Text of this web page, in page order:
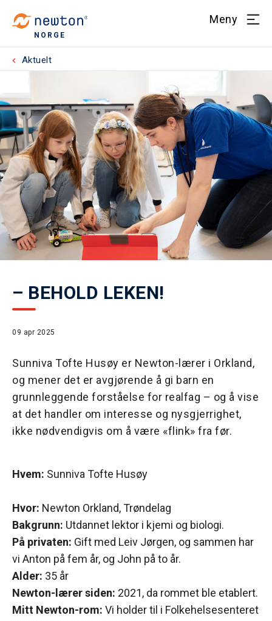
NORGE
Meny
Aktuelt
– BEHOLD LEKEN!
09 apr 2025
Sunniva Tofte Husøy er Newton-lærer i Orkland,
og mener det er avgjørende å gi barn en
grunnleggende forståelse for realfag – og å vise
at det handler om interesse og nysgjerrighet,
ikke nødvendigvis om å være «flink» fra før.
Hvem: Sunniva Tofte Husøy
Hvor: Newton Orkland, Trøndelag
Bakgrunn: Utdannet lektor i kjemi og biologi.
På privaten: Gift med Leiv Jørgen, og sammen har
vi Anton på fem år, og John på to år.
Alder: 35 år
Newton-lærer siden: 2021, da rommet ble etablert.
Mitt Newton-rom: Vi holder til i Folkehelsesenteret